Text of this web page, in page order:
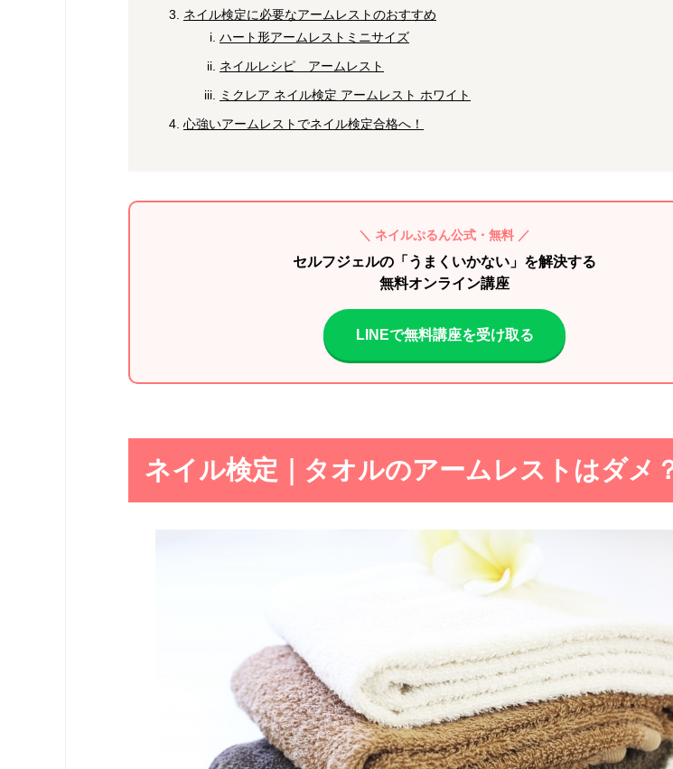
ネイル検定に必要なアームレストのおすすめ
ハート形アームレストミニサイズ
ネイルレシピ アームレスト
ミクレア ネイル検定 アームレスト ホワイト
心強いアームレストでネイル検定合格へ！
＼ ネイルぷるん公式・無料 ／
セルフジェルの「うまくいかない」を解決する
無料オンライン講座
LINEで無料講座を受け取る
ネイル検定｜タオルのアームレストはダメ